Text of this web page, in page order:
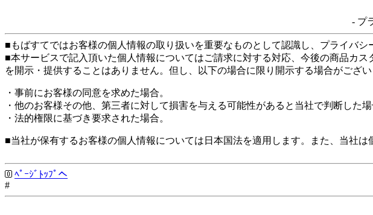
- プ
■もばすてではお客様の個人情報の取り扱いを重要なものとして認識し、プライバ
■本サービスで記入頂いた個人情報についてはご請求に対する対応、今後の商品カ
を開示・提供することはありません。但し、以下の場合に限り開示する場合がござい
・事前にお客様の同意を求めた場合。
・他のお客様その他、第三者に対して損害を与える可能性があると当社で判断した場
・法的権限に基づき要求された場合。
■当社が保有するお客様の個人情報については日本国法を適用します。また、当社
ﾍﾟｰｼﾞﾄｯﾌﾟへ
#